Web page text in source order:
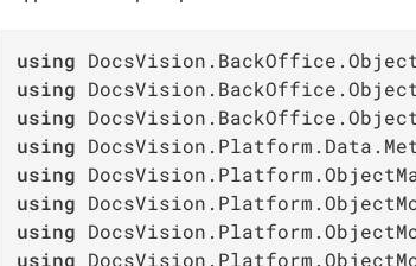
using
using
using
using
using
using
using
using